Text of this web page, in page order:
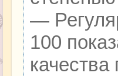
—
100
качества